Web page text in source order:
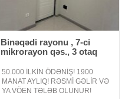
Binəqədi rayonu , 7-ci
mikrorayon qəs., 3 otaq
50.000 İLKİN ÖDƏNİŞ! 1900
MANAT AYLIQ! RƏSMİ GƏLİR VƏ
YA VÖEN TƏLƏB OLUNUR!